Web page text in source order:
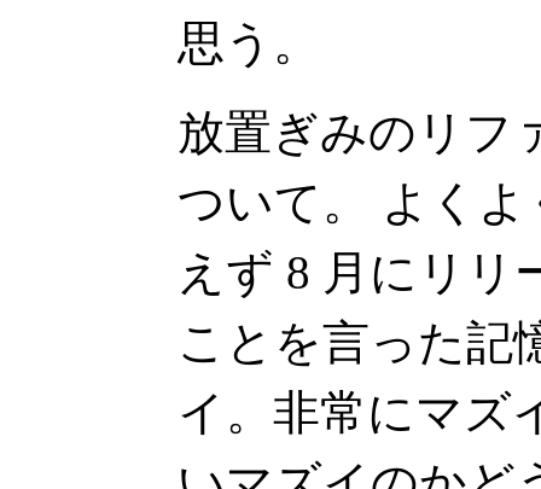
思う。
放置ぎみのリフ
ついて。 よく
えず 8 月にリリ
ことを言った記
イ。非常にマズ